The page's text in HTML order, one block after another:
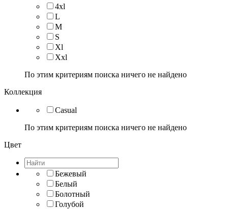
4xl
L
M
S
Xl
Xxl
По этим критериям поиска ничего не найдено
Коллекция
Casual
По этим критериям поиска ничего не найдено
Цвет
Бежевый
Белый
Болотный
Голубой